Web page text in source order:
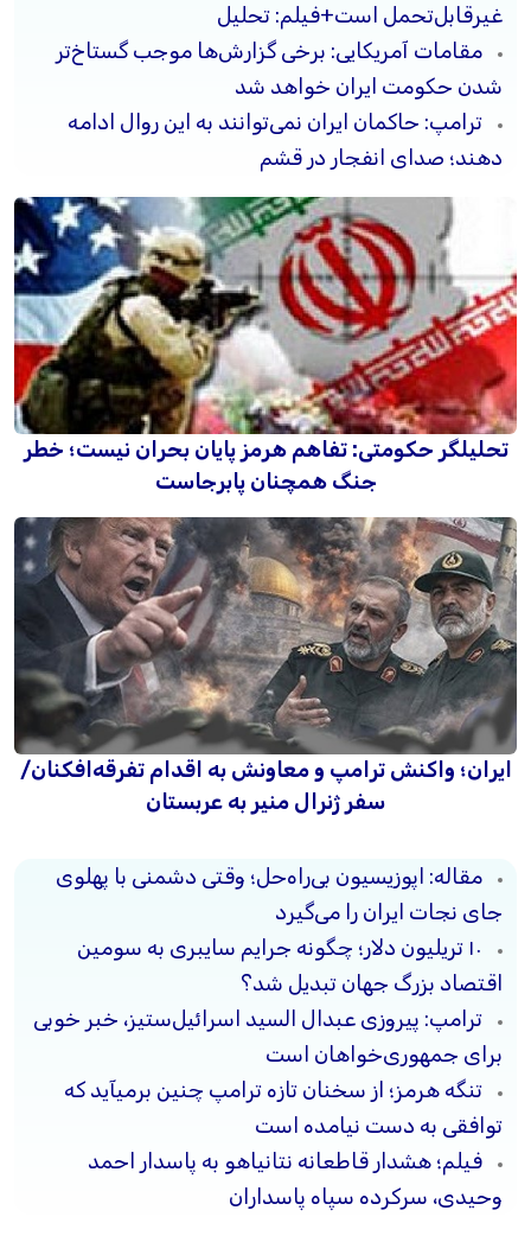
غیرقابل‌تحمل است+فیلم: تحلیل
مقامات آمریکایی: برخی گزارش‌ها موجب گستاخ‌تر
شدن حکومت ایران خواهد شد
ترامپ: حاکمان ایران نمی‌توانند به این روال ادامه
دهند؛ صدای انفجار در قشم
تحلیلگر حکومتی: تفاهم هرمز پایان بحران نیست؛ خطر
جنگ همچنان پابرجاست
ایران؛ واکنش ترامپ و معاونش به اقدام تفرقه‌افکنان/
سفر ژنرال منیر به عربستان
مقاله: اپوزیسیون بی‌راه‌حل؛ وقتی دشمنی با پهلوی
جای نجات ایران را می‌گیرد
۱۰ تریلیون دلار؛ چگونه جرایم سایبری به سومین
اقتصاد بزرگ جهان تبدیل شد؟
ترامپ: پیروزی عبدال السید اسرائیل‌ستیز، خبر خوبی
برای جمهوری‌خواهان است
تنگه هرمز؛ از سخنان تازه ترامپ چنین برمیآید که
توافقی به دست نیامده است
فیلم؛ هشدار قاطعانه نتانیاهو به پاسدار احمد
وحیدی، سرکرده سپاه پاسداران